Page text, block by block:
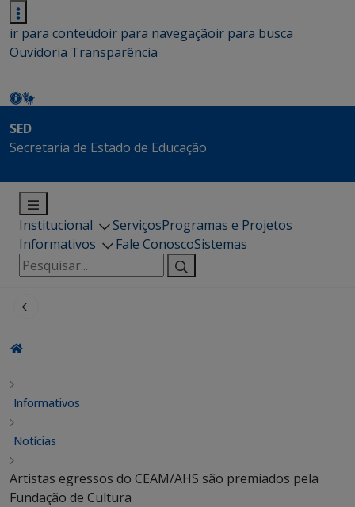
ir para conteúdoir para navegaçãoir para busca
Ouvidoria Transparência
SED
Secretaria de Estado de Educação
Institucional ServiçosProgramas e Projetos
Informativos
Fale ConoscoSistemas
Pesquisar
por:
Informativos
Notícias
Artistas egressos do CEAM/AHS são premiados pela
Fundação de Cultura